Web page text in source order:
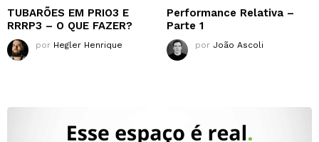
TUBARÕES EM PRIO3 E
RRRP3 – O QUE FAZER?
por Hegler Henrique
Performance Relativa –
Parte 1
por João Ascoli